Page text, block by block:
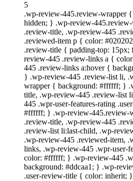
5
.wp-review-445.review-wrapper
hidden; } .wp-review-
.review-title, .wp-review-445
.reviewed-item p { color:
.review-title { padding-top:
review-445 .review-links a {
445 .review-links a:hover {
} .wp-review-445 .review-list li,
wrapper { background: #ffffff; }
title, .wp-review-445 .review-list
445 .wpr-user-features-rating
#ffffff; } .wp-review-445.review-
.review-title, .wp-review-445
.review-list li:last-child, .wp-
.wp-review-445 .reviewed-item,
links, .wp-review-445 .wpr-user-
color: #ffffff; } .wp-review-445
background: #ddcaa1; } .wp-
.user-review-title { color: inherit; }